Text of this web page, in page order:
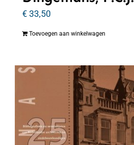
€33,50
Toevoegen aan winkelwagen